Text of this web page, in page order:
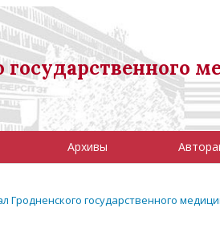
Архивы
Гродненского государственного